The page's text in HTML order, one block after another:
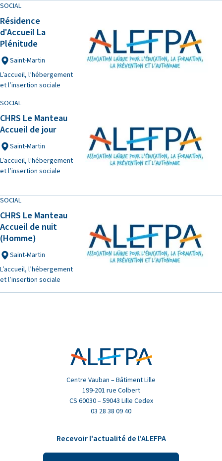
SOCIAL
Résidence
d'Accueil La
Plénitude
Saint-Martin
L’accueil, l’hébergement
et l’insertion sociale
SOCIAL
CHRS Le Manteau
Accueil de jour
Saint-Martin
L’accueil, l’hébergement
et l’insertion sociale
SOCIAL
CHRS Le Manteau
Accueil de nuit
(Homme)
Saint-Martin
L’accueil, l’hébergement
et l’insertion sociale
Centre Vauban – Bâtiment Lille
199-201 rue Colbert
CS 60030 – 59043 Lille Cedex
03 28 38 09 40
Recevoir l'actualité de l’ALEFPA